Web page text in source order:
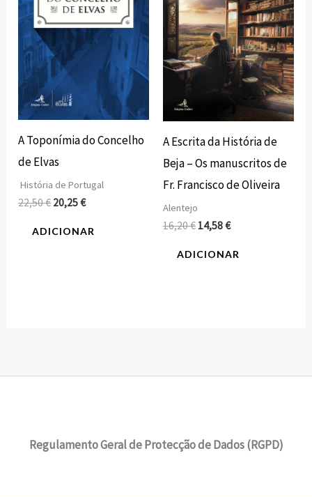
A Toponímia do Concelho
de Elvas
História de Portugal
22,50€ 20,25€
ADICIONAR
A Escrita da História de
Beja – Os manuscritos de
Fr. Francisco de Oliveira
Alentejo
16,20€ 14,58€
ADICIONAR
Regulamento Geral de Protecção de Dados (RGPD)